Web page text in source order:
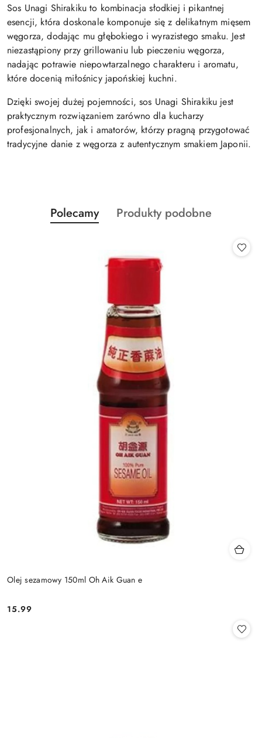
Sos Unagi Shirakiku to kombinacja słodkiej i pikantnej
esencji, która doskonale komponuje się z delikatnym mięsem
węgorza, dodając mu głębokiego i wyrazistego smaku. Jest
niezastąpiony przy grillowaniu lub pieczeniu węgorza,
nadając potrawie niepowtarzalnego charakteru i aromatu,
które docenią miłośnicy japońskiej kuchni.
Dzięki swojej dużej pojemności, sos Unagi Shirakiku jest
praktycznym rozwiązaniem zarówno dla kucharzy
profesjonalnych, jak i amatorów, którzy pragną przygotować
tradycyjne danie z węgorza z autentycznym smakiem Japonii.
Pomiń karuzelę produktów
Produkty
o
Polecamy
Produkty
Produkty podobne
Olej sezamowy 150ml Oh Aik Guan e
Cena:
15.99